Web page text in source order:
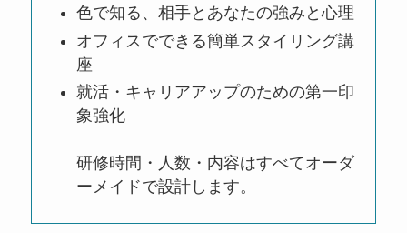
色で知る、相手とあなたの強みと心理
オフィスでできる簡単スタイリング講
座
就活・キャリアアップのための第一印
象強化
研修時間・人数・内容はすべてオーダ
ーメイドで設計します。